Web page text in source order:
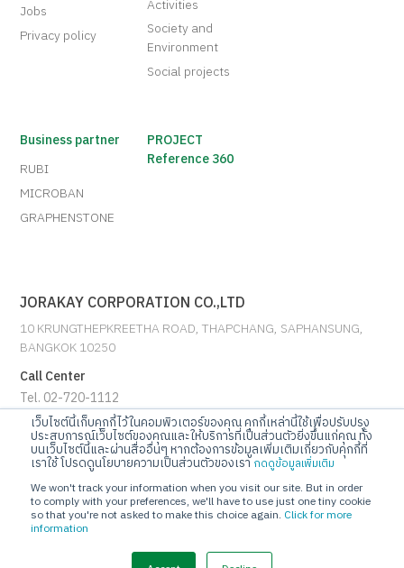
เว็บไซต์นี้เก็บคุกกี้ไว้ในคอมพิวเตอร์ของคุณ คุกกี้เหล่านี้ใช้เพื่อปรับปรุง
ประสบการณ์เว็บไซต์ของคุณและให้บริการที่เป็นส่วนตัวยิ่งขึ้นแก่คุณ ทั้ง
บนเว็บไซต์นี้และผ่านสื่ออื่นๆ หากต้องการข้อมูลเพิ่มเติมเกี่ยวกับคุกกี้ที่
เราใช้ โปรดดูนโยบายความเป็นส่วนตัวของเรากดดูข้อมูลเพิ่มเติม
We won't track your information when you visit our site. But in order
to comply with your preferences, we'll have to use just one tiny cookie
so that you're not asked to make this choice again. Click for more
information
Jobs
Privacy policy
Activities
Society and
Environment
Social projects
Business partner
RUBI
MICROBAN
GRAPHENSTONE
PROJECT
Reference 360
JORAKAY CORPORATION CO.,LTD
10 KRUNGTHEPKREETHA ROAD, THAPCHANG, SAPHANSUNG,
BANGKOK 10250
Call Center
Tel. 02-720-1112
E-mail
info@jorakay.co.th
Social